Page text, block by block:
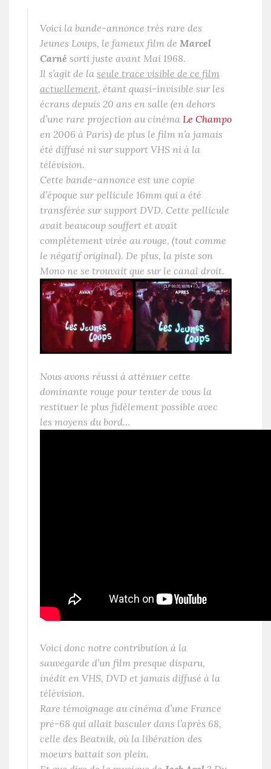
Voici la bande-annonce très rare des
Jeunes Loups, le fameux film de Marcel
Carné sorti juste avant Mai 1968.
Il s’agit de la seule trace visible de ce film
actuellement, étant quasi-invisible sur les
écrans depuis 20 ans en salle (en dehors
d’une rare projection au cinéma Le Champo
en 2006 à Paris) de plus le film n’a jamais
été diffusé ni sur support VHS ni à la
télévision.
Cette bande-annonce est une copie
d’époque sur pellicule 16mm qui a été
transférée sur support DVD. Cette pellicule
avait beaucoup souffert et avait
complètement virée au rouge, (tout comme
le négatif original). De plus, la piste son
Mono ne se trouvait que sur le canal droit.
Nous avons réussi à atténuer cette
dominante rouge pour tenter de vous la
restituer le plus fidèlement possible avec
les moyens du bord…
Voici donc notre contribution à la
sauvegarde d’un film presque disparu,
inédit en VHS, DVD et jamais diffusé à la
télévision.
Rare témoignage au cinéma d’une France
pré-68 qui allait basculer dans l’après 68,
celle des Beatnik, où la libération des
moeurs battait son plein.